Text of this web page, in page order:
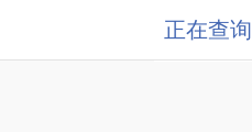
正在查